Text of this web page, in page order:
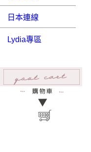
日本連線
Lydia專區